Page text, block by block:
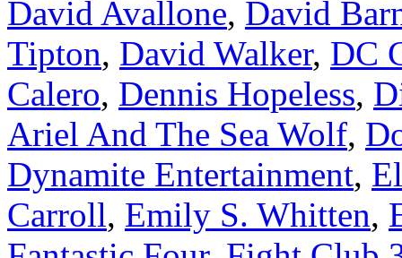
David Avallone, David
Tipton, David Walker, DC
Calero, Dennis Hopeless,
Ariel And The Sea Wolf,
Dynamite Entertainment,
Carroll, Emily S. Whitten,